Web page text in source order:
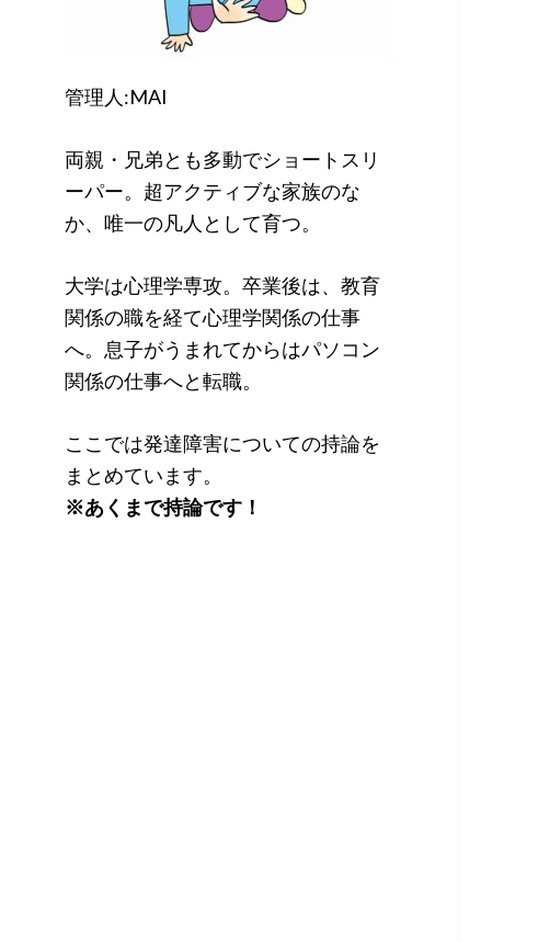
管理人:MAI
両親・兄弟とも多動でショートスリ
ーパー。超アクティブな家族のな
か、唯一の凡人として育つ。
大学は心理学専攻。卒業後は、教育
関係の職を経て心理学関係の仕事
へ。息子がうまれてからはパソコン
関係の仕事へと転職。
ここでは発達障害についての持論を
まとめています。
※あくまで持論です！